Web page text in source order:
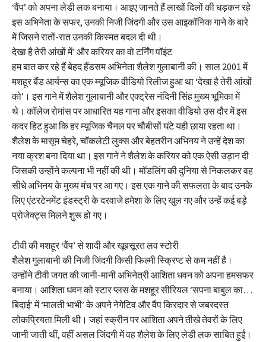
‘वैंप’ को अपना लेडी लक बनाया। आइए जानते हैं लाखों दिलों की धड़कन रहे
इस अभिनेता के सफर, उनकी निजी जिंदगी और उस आइकॉनिक गाने के बारे
में जिसने रातों-रात उनकी किस्मत बदल दी थी।
देखा है तेरी आंखों में’ और करियर का वो टर्निंग पॉइंट
हम बात कर रहे हैं बेहद हैंडसम अभिनेता शैलेश गुलाबानी की। साल 2001 में
मशहूर बैंड आर्यन्स का एक म्यूजिक वीडियो रिलीज हुआ था ‘देखा है तेरी आंखों
को’। इस गाने में शैलेश गुलाबानी और एक्ट्रेस नंदिनी सिंह मुख्य भूमिका में
थे। कॉलेज रोमांस पर आधारित यह गाना और इसका वीडियो उस दौर में इस
कदर हिट हुआ कि हर म्यूजिक चैनल पर चौबीसों घंटे यही छाया रहता था।
शैलेश के मासूम चेहरे, चॉकलेटी लुक्स और बेहतरीन अभिनय ने उन्हें देश का
नया क्रश बना दिया था। इस गाने ने शैलेश के करियर को एक ऐसी उड़ान दी
जिसकी उन्होंने कल्पना भी नहीं की थी। मॉडलिंग की दुनिया से निकलकर वह
सीधे अभिनय के मुख्य मंच पर आ गए। इस एक गाने की सफलता के बाद उनके
लिए एंटरटेनमेंट इंडस्ट्री के दरवाजे हमेशा के लिए खुल गए और उन्हें कई बड़े
प्रोजेक्ट्स मिलने शुरू हो गए।
टीवी की मशहूर ‘वैंप’ से शादी और खूबसूरत लव स्टोरी
शैलेश गुलाबानी की निजी जिंदगी किसी फिल्मी स्क्रिप्ट से कम नहीं है।
उन्होंने टीवी जगत की जानी-मानी अभिनेत्री आशिता धवन को अपना हमसफर
बनाया। आशिता धवन को स्टार प्लस के मशहूर सीरियल ‘सपना बाबुल का…
बिदाई’ में ‘मालती भाभी’ के अपने नेगेटिव और वैंप किरदार से जबरदस्त
लोकप्रियता मिली थी। जहां स्क्रीन पर आशिता अपने तीखे तेवरों के लिए
जानी जाती थीं, वहीं असल जिंदगी में वह शैलेश के लिए लेडी लक साबित हुईं।